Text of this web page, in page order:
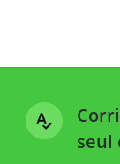
seul